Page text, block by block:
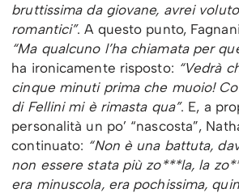
bruttissima da giovane, avrei
romantici”. A questo punto,
“Ma qualcuno l’ha chiamata per
ha ironicamente risposto: “Vedrà
cinque minuti prima che muoio!
di Fellini mi è rimasta qua”. E, a
personalità un po’ “nascosta”,
continuato: “Non è una battuta,
non essere stata più zo***la, la
era minuscola, era pochissima,